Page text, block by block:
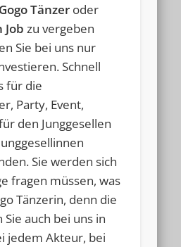
Gogo Tänzer oder
Job zu vergeben
Sie bei uns nur
Schnell
für die
Party, Event,
den Junggesellen
Sie werden sich
fragen müssen, was
Tänzerin, denn die
auch bei uns in
jedem Akteur, bei